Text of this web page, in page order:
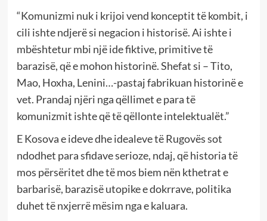
“Komunizmi nuk i krijoi vend konceptit të kombit, i
cili ishte ndjerë si negacion i historisë. Ai ishte i
mbështetur mbi një ide fiktive, primitive të
barazisë, që e mohon historinë. Shefat si – Tito,
Mao, Hoxha, Lenini…-pastaj fabrikuan historinë e
vet. Prandaj njëri nga qëllimet e para të
komunizmit ishte që të qëllonte intelektualët.”
E Kosova e ideve dhe idealeve të Rugovës sot
ndodhet para sfidave serioze, ndaj, që historia të
mos përsëritet dhe të mos biem nën kthetrat e
barbarisë, barazisë utopike e dokrrave, politika
duhet të nxjerrë mësim nga e kaluara.